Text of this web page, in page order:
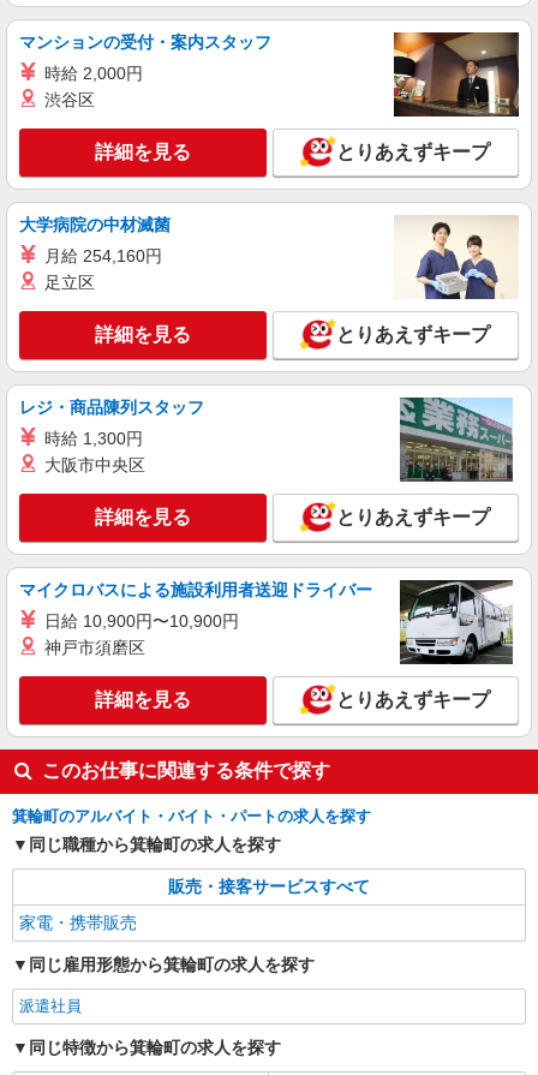
マンションの受付・案内スタッフ
時給 2,000円
渋谷区
詳細を見る とりあえずキープ
大学病院の中材滅菌
月給 254,160円
足立区
詳細を見る とりあえずキープ
レジ・商品陳列スタッフ
時給 1,300円
大阪市中央区
詳細を見る とりあえずキープ
マイクロバスによる施設利用者送迎ドライバー
日給 10,900円〜10,900円
神戸市須磨区
詳細を見る とりあえずキープ
このお仕事に関連する条件で探す
箕輪町のアルバイト・バイト・パートの求人を探す
同じ職種から箕輪町の求人を探す
販売・接客サービスすべて
家電・携帯販売
同じ雇用形態から箕輪町の求人を探す
派遣社員
同じ特徴から箕輪町の求人を探す